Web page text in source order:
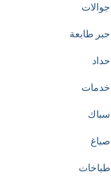
e
d
t
o
جوالات
حبر طابعة
حداد
خدمات
سباك
صباغ
طباخات